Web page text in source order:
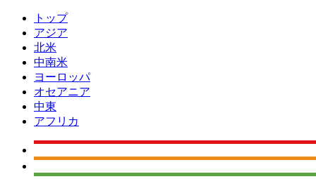
トップ
アジア
北米
中南米
ヨーロッパ
オセアニア
中東
アフリカ